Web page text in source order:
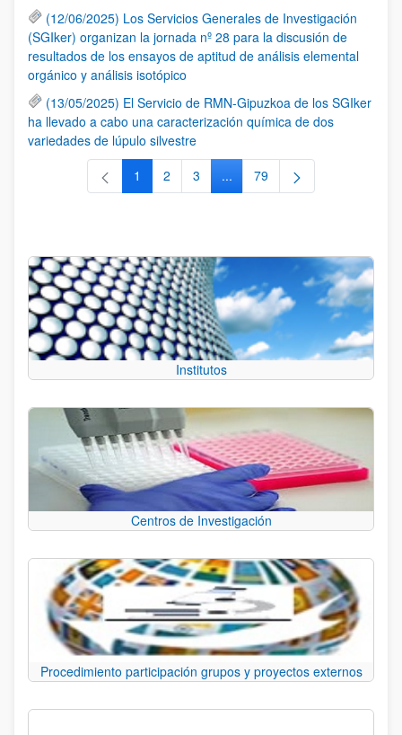
(12/06/2025) Los Servicios Generales de Investigación
(SGIker) organizan la jornada nº 28 para la discusión de
resultados de los ensayos de aptitud de análisis elemental
orgánico y análisis isotópico
(13/05/2025) El Servicio de RMN-Gipuzkoa de los SGIker
ha llevado a cabo una caracterización química de dos
variedades de lúpulo silvestre
Página
1 Página
2 Página
3 ...Páginas intermedias Use TAB
Página
79
Institutos
Centros de Investigación
Procedimiento participación grupos y proyectos externos